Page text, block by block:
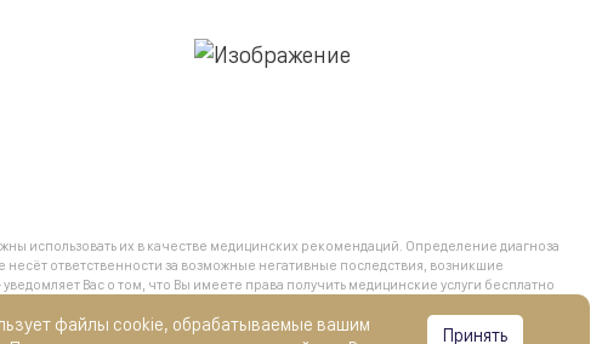
использовать их в качестве медицинских рекомендаций. Определение диагноза
ответственности за возможные негативные последствия, возникшие
Вас о том, что Вы имеете права получить медицинские услуги бесплатно
бесплатного оказания гражданам медицинской помощи, обратившись
файлы cookie, обрабатываемые вашим
Принять